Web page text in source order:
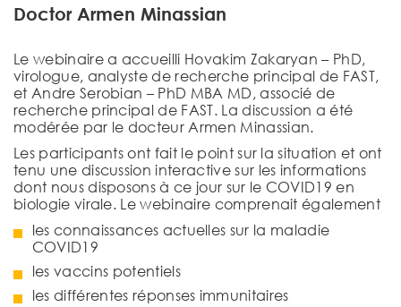
Doctor Armen Minassian
Le webinaire a accueilli Hovakim Zakaryan – PhD,
virologue, analyste de recherche principal de FAST,
et Andre Serobian – PhD MBA MD, associé de
recherche principal de FAST. La discussion a été
modérée par le docteur Armen Minassian.
Les participants ont fait le point sur la situation et ont
tenu une discussion interactive sur les informations
dont nous disposons à ce jour sur le COVID19 en
biologie virale. Le webinaire comprenait également
les connaissances actuelles sur la maladie
COVID19
les vaccins potentiels
les différentes réponses immunitaires